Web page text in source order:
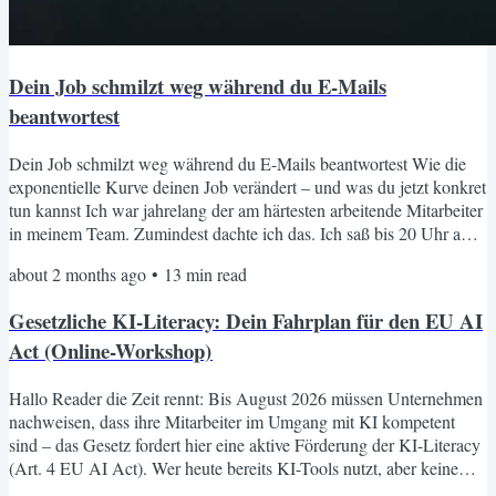
Dein Job schmilzt weg während du E-Mails
beantwortest
Dein Job schmilzt weg während du E-Mails beantwortest Wie die
exponentielle Kurve deinen Job verändert – und was du jetzt konkret
tun kannst Ich war jahrelang der am härtesten arbeitende Mitarbeiter
in meinem Team. Zumindest dachte ich das. Ich saß bis 20 Uhr am
mich unersetzlich. Doch in Wahrheit war ich nur eines: gefangen.
für neue Strategien, keine Zeit für...
about 2 months ago • 13 min read
Gesetzliche KI-Literacy: Dein Fahrplan für den EU AI
Act (Online-Workshop)
Hallo Reader die Zeit rennt: Bis August 2026 müssen Unternehmen
nachweisen, dass ihre Mitarbeiter im Umgang mit KI kompetent
sind – das Gesetz fordert hier eine aktive Förderung der KI-Literacy
(Art. 4 EU AI Act). Wer heute bereits KI-Tools nutzt, aber keine